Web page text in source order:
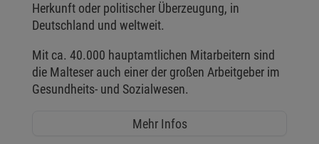
Herkunft oder politischer Überzeugung, in
Deutschland und weltweit.
Mit ca. 40.000 hauptamtlichen Mitarbeitern sind
die Malteser auch einer der großen Arbeitgeber im
Gesundheits- und Sozialwesen.
Mehr Infos